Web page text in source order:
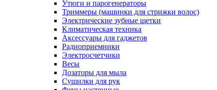
Утюги и парогенераторы
Триммеры (машинки для стрижки волос)
Электрические зубные щетки
Климатическая техника
Аксессуары для гаджетов
Радиоприемники
Электросчетчики
Весы
Дозаторы для мыла
Сушилки для рук